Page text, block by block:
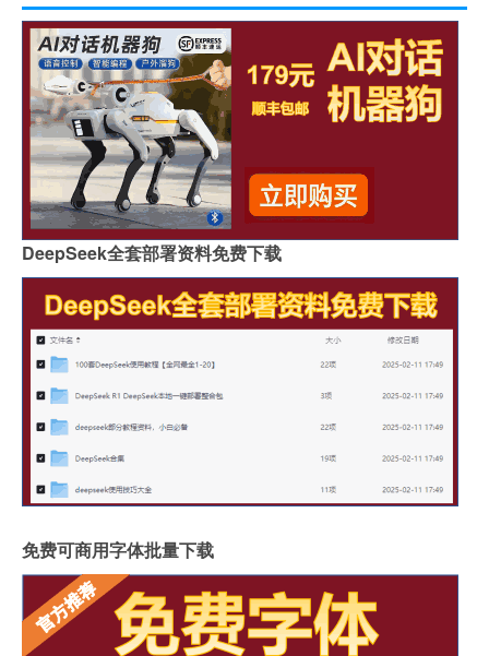
DeepSeek全套部署资料免费下载
免费可商用字体批量下载